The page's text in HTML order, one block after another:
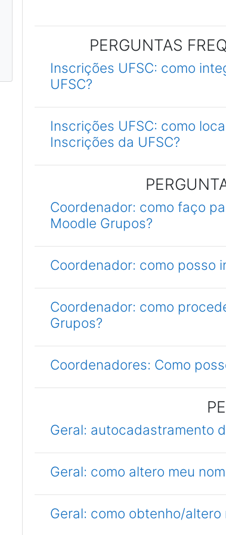
PERGUNTAS
Inscrições UFSC: como
UFSC?
Inscrições UFSC: como
Inscrições da UFSC?
Coordenador: como faço
Moodle Grupos?
Coordenador: como posso
Coordenador: como
Grupos?
Coordenadores: Como
Geral: autocadastramento
Geral: como altero meu
Geral: como obtenho/